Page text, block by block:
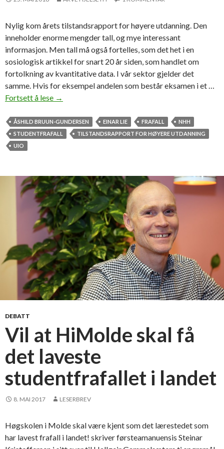
Nylig kom årets tilstandsrapport for høyere utdanning. Den
inneholder enorme mengder tall, og mye interessant
informasjon. Men tall må også fortelles, som det het i en
sosiologisk artikkel for snart 20 år siden, som handlet om
fortolkning av kvantitative data. I vår sektor gjelder det
samme. Hvis for eksempel andelen som består eksamen i et …
Fortsett å lese T
l
l
o
r
t
o
l
k
n
i
n
g
→
ÅSHILD BRUUN-GUNDERSEN EINAR LIE FRAFALL
NHH
STUDENTFRAFALL
TILSTANDSRAPPORT FOR HØYERE UTDANNING
UIO
DEBATT
Vil at HiMolde skal få
det laveste
studentfrafallet i landet
8. MAI 2017 LESERBREV
Høgskolen i Molde skal være kjent som det lærestedet som
har lavest frafall i landet! skriver førsteamanuensis Steinar